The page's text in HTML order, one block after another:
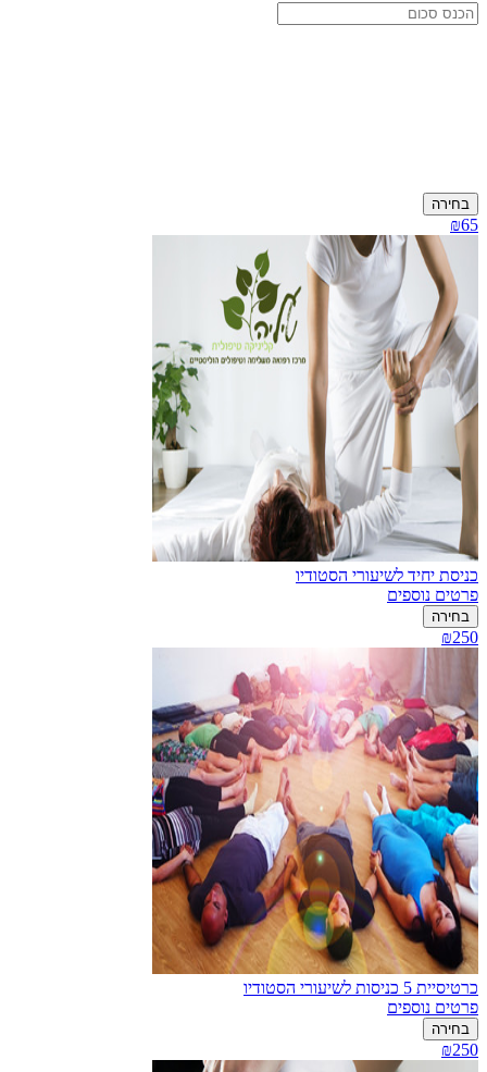
בחירה
₪65
כניסת יחיד לשיעורי הסטודיו
פרטים נוספים
בחירה
₪250
כרטיסיית 5 כניסות לשיעורי הסטודיו
פרטים נוספים
בחירה
₪250